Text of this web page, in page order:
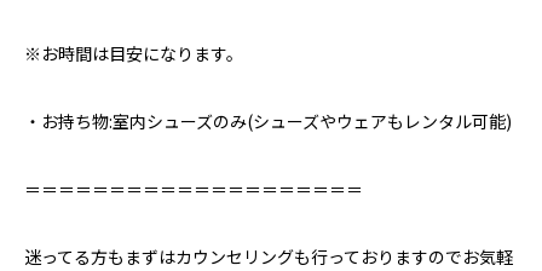
※お時間は目安になります。
・お持ち物:室内シューズのみ⁣(シューズやウェアもレンタル可能)
＝＝＝＝＝＝＝＝＝＝＝＝＝＝＝＝＝＝＝＝⁣
迷ってる方もまずはカウンセリングも行っておりますのでお気軽